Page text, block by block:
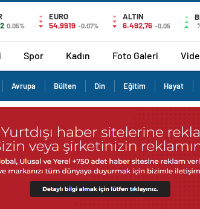
0.05%
EURO
54,9919 -0.07%
ALTIN
6.492,76 -0,05
Spor Kadın Foto Galeri
Avrupa Bülten Din Eğitim Hayat